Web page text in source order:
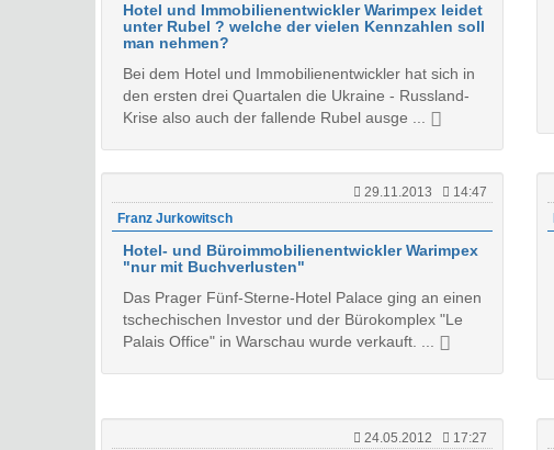
Hotel und Immobilienentwickler Warimpex leidet
unter Rubel ? welche der vielen Kennzahlen soll
man nehmen?
Bei dem Hotel und Immobilienentwickler hat sich in
den ersten drei Quartalen die Ukraine - Russland-
Krise also auch der fallende Rubel ausge ...
29.11.2013
14:47
Franz Jurkowitsch
Hotel- und Büroimmobilienentwickler Warimpex
"nur mit Buchverlusten"
Das Prager Fünf-Sterne-Hotel Palace ging an einen
tschechischen Investor und der Bürokomplex "Le
Palais Office" in Warschau wurde verkauft. ...
24.05.2012 17:27